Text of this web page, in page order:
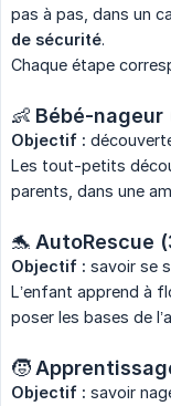
pas à pas, dans un
de sécurité.
Chaque étape
👶 Bébé-nageur
Objectif :
Les tout-petits
parents, dans une
🐬 AutoRescue
Objectif : savoir se
L’enfant apprend à
poser les bases de
🧒
Objectif : savoir